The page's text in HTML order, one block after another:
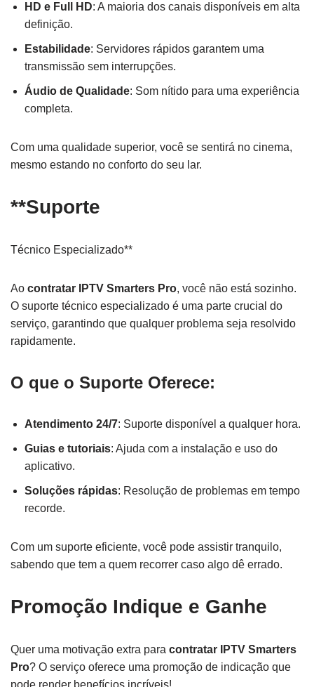
HD e Full HD: A maioria dos canais disponíveis em alta
definição.
Estabilidade: Servidores rápidos garantem uma
transmissão sem interrupções.
Áudio de Qualidade: Som nítido para uma experiência
completa.
Com uma qualidade superior, você se sentirá no cinema,
mesmo estando no conforto do seu lar.
**Suporte
Técnico Especializado**
Ao contratar IPTV Smarters Pro, você não está sozinho.
O suporte técnico especializado é uma parte crucial do
serviço, garantindo que qualquer problema seja resolvido
rapidamente.
O que o Suporte Oferece:
Atendimento 24/7: Suporte disponível a qualquer hora.
Guias e tutoriais: Ajuda com a instalação e uso do
aplicativo.
Soluções rápidas: Resolução de problemas em tempo
recorde.
Com um suporte eficiente, você pode assistir tranquilo,
sabendo que tem a quem recorrer caso algo dê errado.
Promoção Indique e Ganhe
Quer uma motivação extra para contratar IPTV Smarters
Pro? O serviço oferece uma promoção de indicação que
pode render benefícios incríveis!